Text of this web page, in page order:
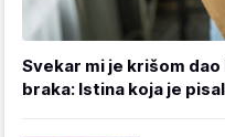
Svekar mi je krišom
braka: Istina koja je